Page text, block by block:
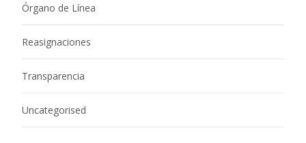
Órgano de Línea
Reasignaciones
Transparencia
Uncategorised